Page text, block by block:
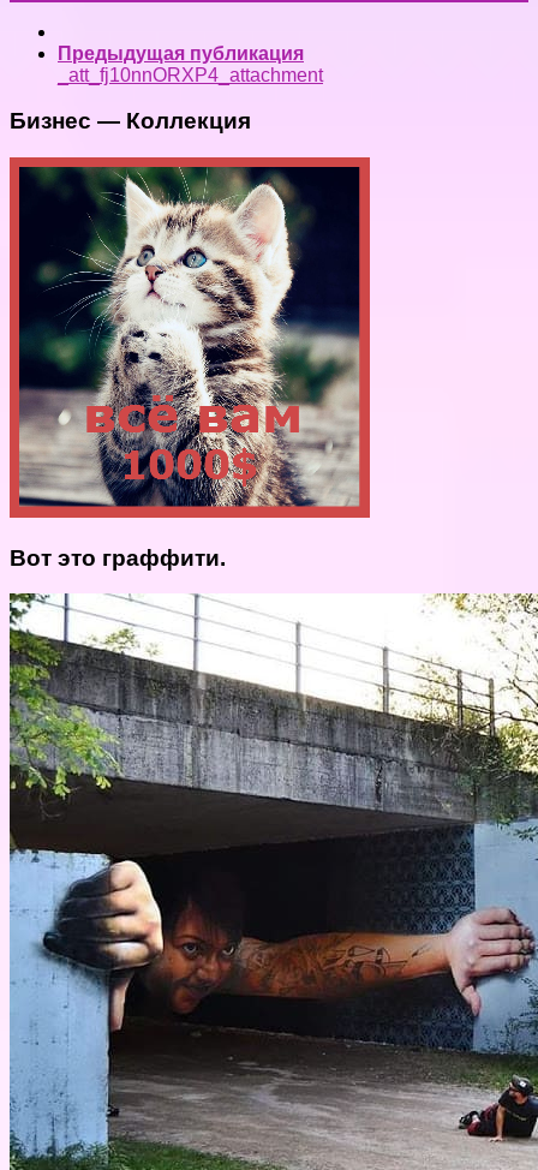
Предыдущая публикация
_att_fj10nnORXP4_attachment
Бизнес — Коллекция
Вот это граффити.